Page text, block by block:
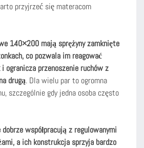
przyjrzeć się materacom
140×200 mają sprężyny zamknięte
co pozwala im reagować
ogranicza przenoszenie ruchów z
drugą. Dla wielu par to ogromna
szczególnie gdy jedna osoba często
współpracują z regulowanymi
a ich konstrukcja sprzyja bardzo